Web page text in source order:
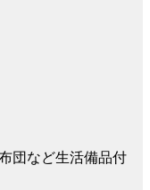
団など生活備品付